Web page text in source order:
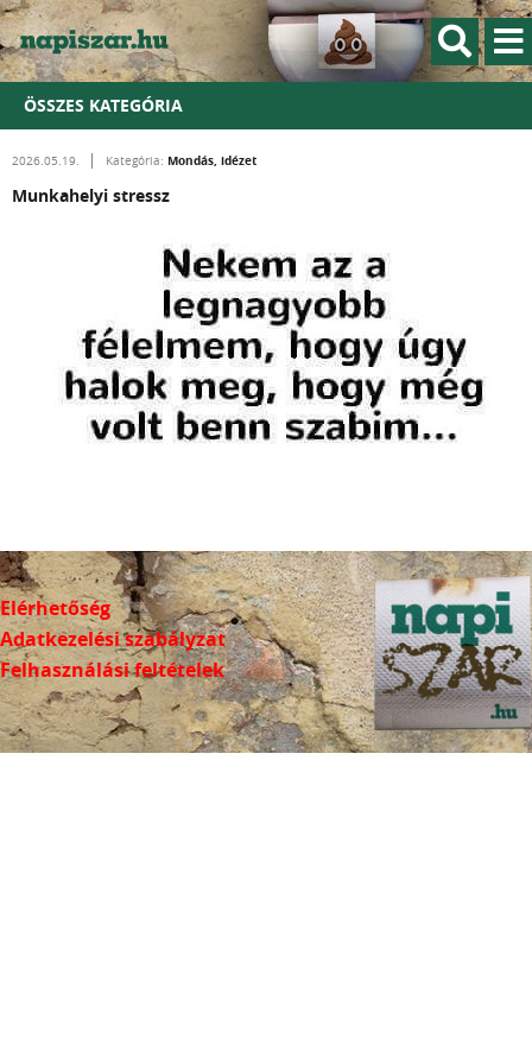
ÖSSZES KATEGÓRIA
2026.05.19. Kategória: Mondás, idézet
Munkahelyi stressz
Elérhetőség
Adatkezelési szabályzat
Felhasználási feltételek